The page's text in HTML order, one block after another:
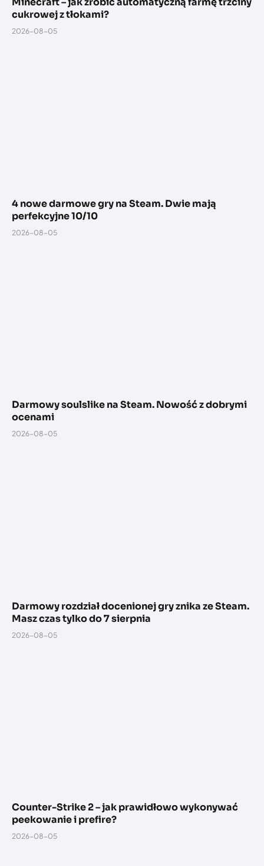
cukrowej z tłokami?
2026-08-05
4 nowe darmowe gry na Steam. Dwie mają
perfekcyjne 10/10
2026-08-05
Darmowy soulslike na Steam. Nowość z dobrymi
ocenami
2026-08-05
Darmowy rozdział docenionej gry znika ze Steam.
Masz czas tylko do 7 sierpnia
2026-08-05
Counter-Strike 2 – jak prawidłowo wykonywać
peekowanie i prefire?
2026-08-05